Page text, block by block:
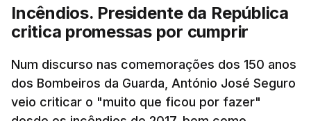
Incêndios. Presidente da República
critica promessas por cumprir
Num discurso nas comemorações dos 150 anos
dos Bombeiros da Guarda, António José Seguro
veio criticar o "muito que ficou por fazer"